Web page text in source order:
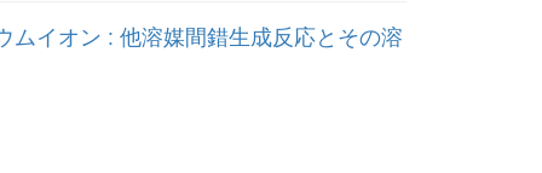
ムイオン : 他溶媒間錯生成反応とその溶